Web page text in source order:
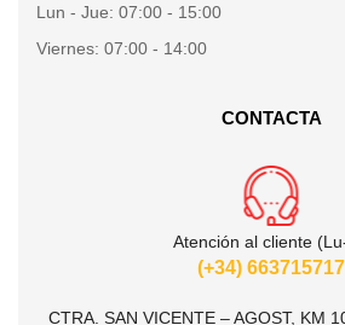
Lun - Jue: 07:00 - 15:00
Viernes: 07:00 - 14:00
CONTACTA
Atención al cliente
(+34) 663715717
CTRA. SAN VICENTE – AGOST, KM